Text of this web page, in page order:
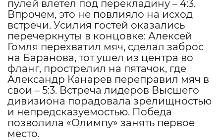
пулей влетел под перекладину – 4:3.
Впрочем, это не повлияло на исход
встречи. Усилия гостей оказались
перечеркнуты в концовке: Алексей
Гомля перехватил мяч, сделал заброс
на Баранова, тот ушел из центра во
фланг, прострелил на пятачок, где
Александр Канарев переправил мяч в
свои – 5:3. Встреча лидеров Высшего
дивизиона порадовала зрелищностью
и непредсказуемостью. Победа
позволила «Олимпу» занять первое
место.